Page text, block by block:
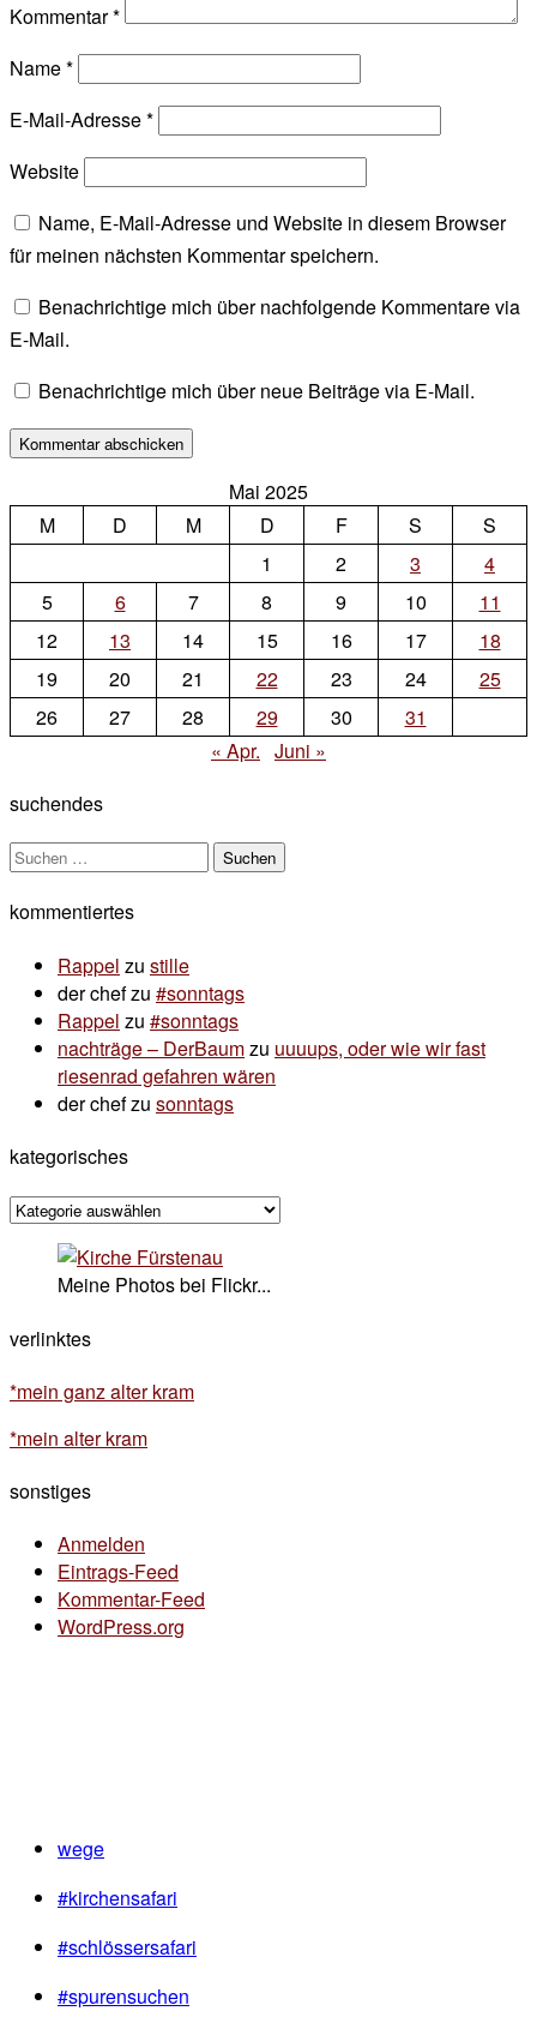
Kommentar*
Name*
E-Mail-Adresse*
Website
Name, E-Mail-Adresse und Website in diesem Browser
für meinen nächsten Kommentar speichern.
Benachrichtige mich über nachfolgende Kommentare via
E-Mail.
Benachrichtige mich über neue Beiträge via E-Mail.
Mai 2025
M
D M D F S
S
1
2 3
4
5
6 7 8 9 10
11
12
13 14 15 16 17
18
19
20 21 22 23 24
25
26
27 28 29 30
31
« Apr. Juni »
suchendes
Suchen
kommentiertes
Rappel zu stille
der chefzu #sonntags
Rappel zu #sonntags
nachträge – DerBaumzu uuuups, oder wie wir fast
riesenrad gefahren wären
der chefzu sonntags
kategorisches
kategorisches
Meine Photos bei Flickr...
verlinktes
*mein ganz alter kram
*mein alter kram
sonstiges
Anmelden
Eintrags-Feed
Kommentar-Feed
WordPress.org
wege
#kirchensafari
#schlössersafari
#spurensuchen